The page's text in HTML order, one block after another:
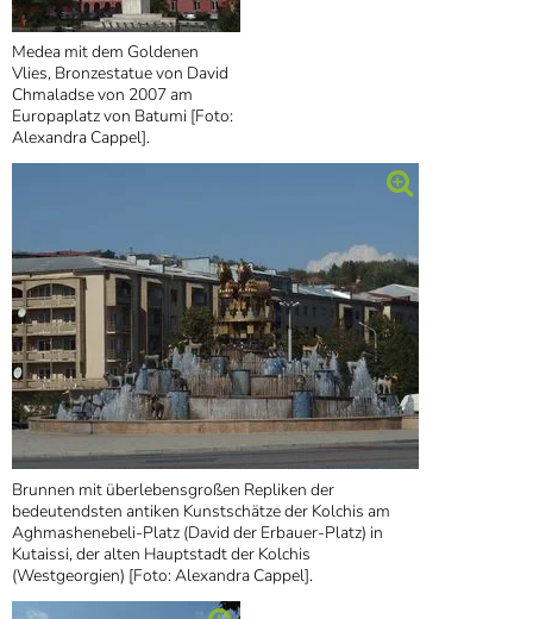
Medea mit dem Goldenen
Vlies, Bronzestatue von David
Chmaladse von 2007 am
Europaplatz von Batumi [Foto:
Alexandra Cappel].
Brunnen mit überlebensgroßen Repliken der
bedeutendsten antiken Kunstschätze der Kolchis am
Aghmashenebeli-Platz (David der Erbauer-Platz) in
Kutaissi, der alten Hauptstadt der Kolchis
(Westgeorgien) [Foto: Alexandra Cappel].